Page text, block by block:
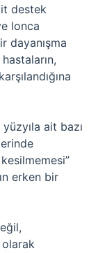
destek
lonca
dayanışma
yüzyıla ait bazı
erken bir